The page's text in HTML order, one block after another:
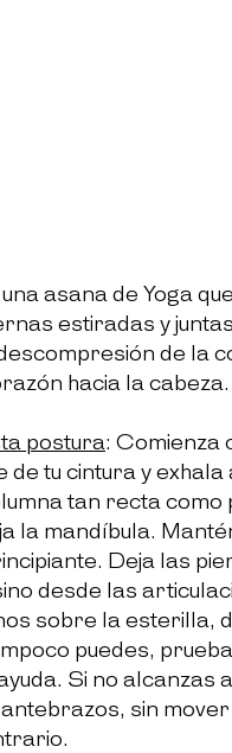
asana de Yoga
estiradas y
de la
hacia la cabeza.
postura: Comienza
de tu cintura y
tan recta como
la mandíbula.
Deja las
desde las
sobre la esterilla,
puedes,
Si no alcanzas
sin